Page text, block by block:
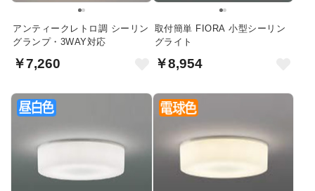
アンティークレトロ調 シーリン
グランプ・3WAY対応
￥7,260
取付簡単 FIORA 小型シーリン
グライト
￥8,954